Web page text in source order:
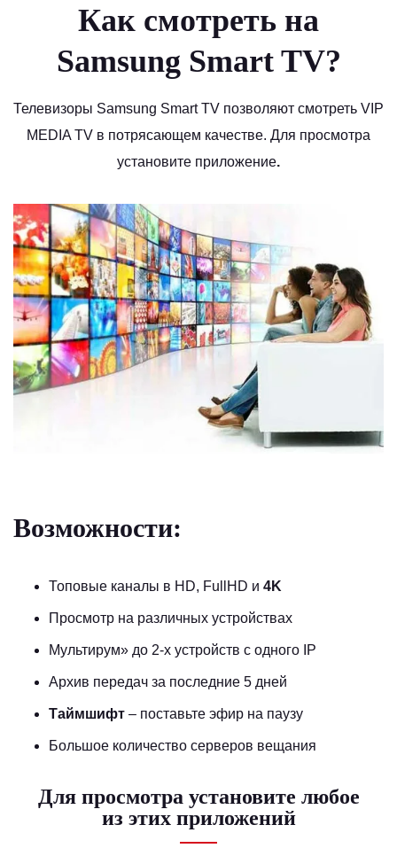
Как смотреть на
Samsung Smart TV?
Телевизоры Samsung Smart TV позволяют смотреть VIP
MEDIA TV в потрясающем качестве. Для просмотра
установите приложение.
Возможности:
Топовые каналы в HD, FullHD и 4K
Просмотр на различных устройствах
Мультирум» до 2-х устройств с одного IP
Архив передач за последние 5 дней
Таймшифт – поставьте эфир на паузу
Большое количество серверов вещания
Для просмотра установите любое
из этих приложений